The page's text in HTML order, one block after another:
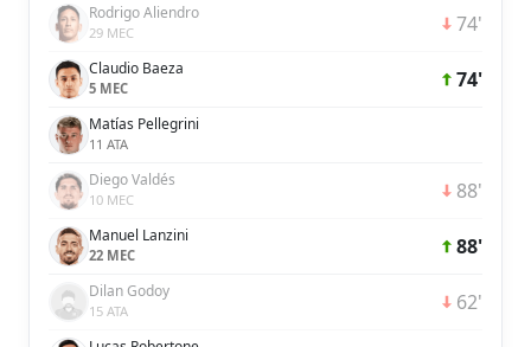
Rodrigo Aliendro
29 MEC 74'
Claudio Baeza
5 MEC 74'
Matías Pellegrini
11 ATA
Diego Valdés
10 MEC 88'
Manuel Lanzini
22 MEC 88'
Dilan Godoy
15 ATA 62'